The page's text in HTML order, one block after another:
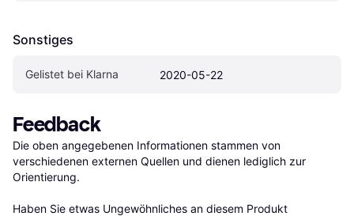
Sonstiges
Gelistet bei Klarna 2020-05-22
Feedback
Die oben angegebenen Informationen stammen von
verschiedenen externen Quellen und dienen lediglich zur
Orientierung.
Haben Sie etwas Ungewöhnliches an diesem Produkt